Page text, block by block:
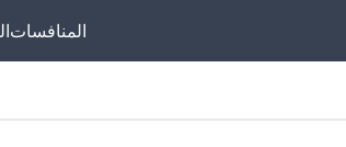
المنافسات